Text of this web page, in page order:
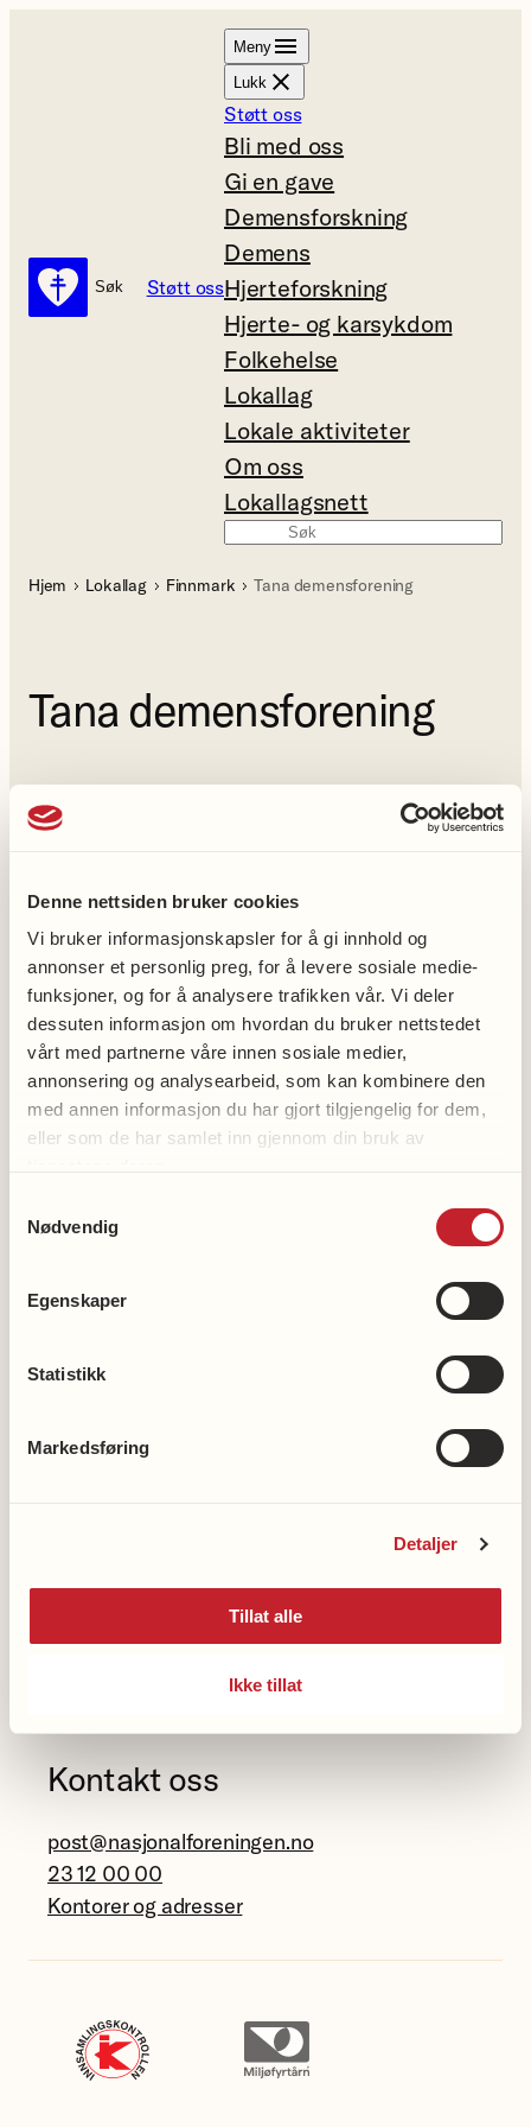
Denne nettsiden bruker cookies
Vi bruker informasjonskapsler for å gi innhold og
annonser et personlig preg, for å levere sosiale medie-
funksjoner, og for å analysere trafikken vår. Vi deler
dessuten informasjon om hvordan du bruker nettstedet
vårt med partnerne våre innen sosiale medier,
annonsering og analysearbeid, som kan kombinere den
med annen informasjon du har gjort tilgjengelig for dem,
eller som de har samlet inn gjennom din bruk av
Nødvendig
Egenskaper
Statistikk
Markedsføring
Detaljer
Tillat alle
Ikke tillat
Søk
Søk Støtt oss
Meny
Lukk
Støtt oss
Bli med oss
Gi en gave
Demensforskning
Demens
Hjerteforskning
Hjerte- og karsykdom
Folkehelse
Lokallag
Lokale aktiviteter
Om oss
Lokallagsnett
Hjem Lokallag Finnmark Tana demensforening
Tana demensforening
Bli medlem
Bli medlem
Bli frivillig
Støtt hjerteforskningen
Støtt demensforskningen
Vipps en gave til demensforskningen: 2216
Nasjonalforeningens hjertelinje
23 12 00 50
Nasjonalforeningens
Følg oss
Kontakt oss
post@nasjonalforeningen.no
23 12 00 00
Kontorer og adresser